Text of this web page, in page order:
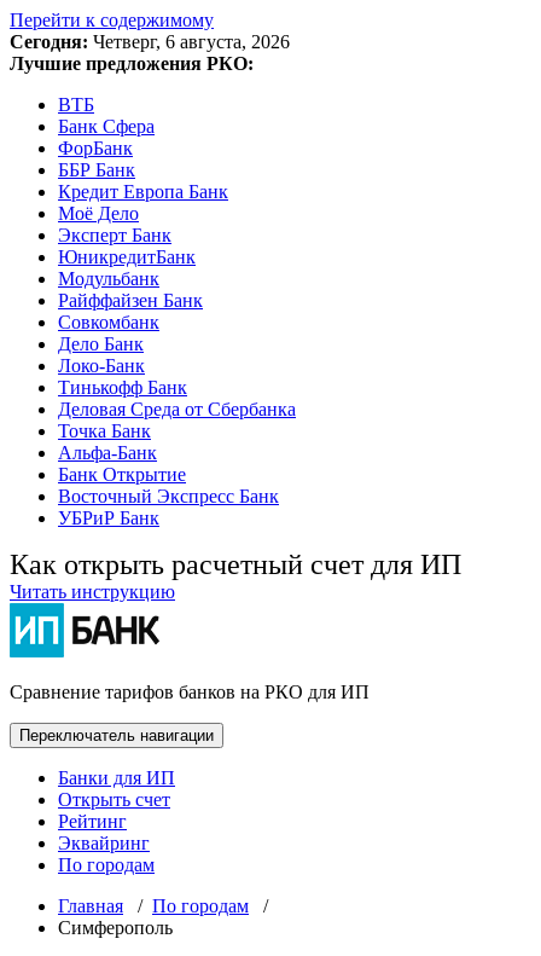
Перейти к содержимому
Сегодня: Четверг, 6 августа, 2026
Лучшие предложения РКО:
ВТБ
Банк Сфера
ФорБанк
ББР Банк
Кредит Европа Банк
Моё Дело
Эксперт Банк
ЮникредитБанк
Модульбанк
Райффайзен Банк
Совкомбанк
Дело Банк
Локо-Банк
Тинькофф Банк
Деловая Среда от Сбербанка
Точка Банк
Альфа-Банк
Банк Открытие
Восточный Экспресс Банк
УБРиР Банк
Как открыть расчетный счет для ИП
Читать инструкцию
Сравнение тарифов банков на РКО для ИП
Переключатель навигации
Банки для ИП
Открыть счет
Рейтинг
Эквайринг
По городам
Главная / По городам /
Симферополь